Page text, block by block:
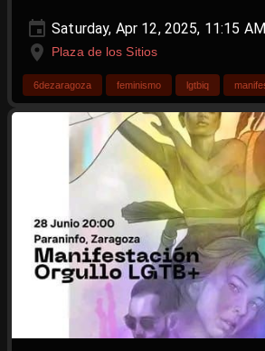
Saturday, Apr 12, 2025, 11:15
Plaza de los Sitios
6dezaragoza feminismo lgtbiq